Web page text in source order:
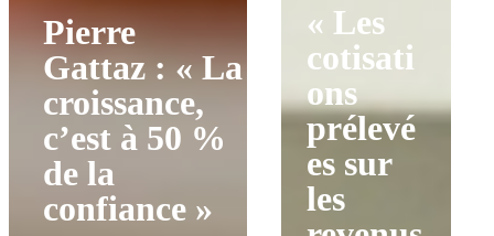
Pierre
Gattaz : « La
croissance,
c’est à 50 %
de la
confiance »
« Les
cotisati
ons
prélevé
es sur
les